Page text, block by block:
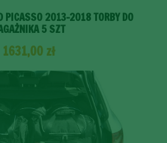
PICASSO 2013-2018 TORBY DO
5 SZT
1631,00 zł